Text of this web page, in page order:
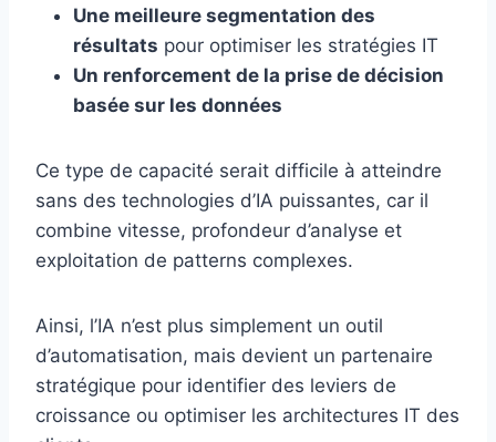
Une meilleure segmentation des
résultats pour optimiser les stratégies IT
Un renforcement de la prise de décision
basée sur les données
Ce type de capacité serait difficile à atteindre
sans des technologies d’IA puissantes, car il
combine vitesse, profondeur d’analyse et
exploitation de patterns complexes.
Ainsi, l’IA n’est plus simplement un outil
d’automatisation, mais devient un partenaire
stratégique pour identifier des leviers de
croissance ou optimiser les architectures IT des